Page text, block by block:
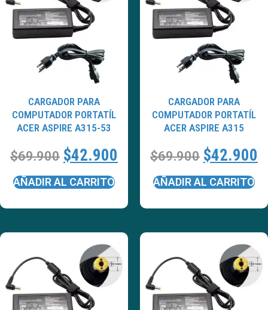
CARGADOR PARA
COMPUTADOR PORTATÍL
ACER ASPIRE A315-53
$69.900 $42.900
AÑADIR AL CARRITO
CARGADOR PARA
COMPUTADOR PORTATÍL
ACER ASPIRE A315
$69.900 $42.900
AÑADIR AL CARRITO